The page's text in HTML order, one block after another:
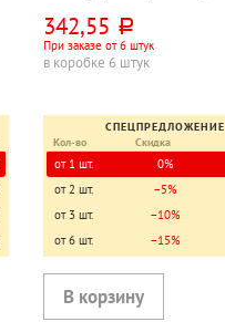
342,55 руб.
При заказе от 6 штук
в коробке 6 штук
СПЕЦПРЕДЛОЖЕНИЕ
Кол-во
Скидка
от 1 шт. 0%
от 2 шт.
−5%
от 3 шт.
−10%
от 6 шт.
−15%